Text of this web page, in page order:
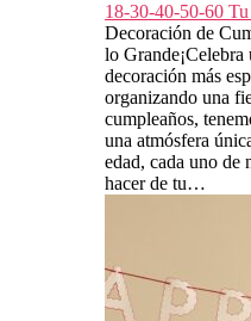
18-30-40-50-60
Decoración de
lo
decoración más
organizando una
cumpleaños,
una atmósfera
edad, cada uno de
hacer de tu…